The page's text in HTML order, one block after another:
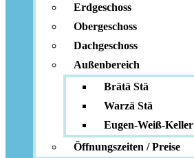
Erdgeschoss
Obergeschoss
Dachgeschoss
Außenbereich
Brätä Stä
Warzä Stä
Eugen-Weiß-Keller
Öffnungszeiten / Preise